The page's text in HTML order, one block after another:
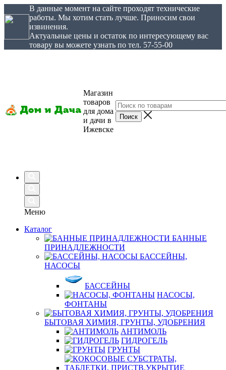
В данные момент на сайте проходят технические
работы. Мы хотим стать лучше. Приносим свои
извинения.
Актуальные цены и остаток по интересующему вас
товару вы можете узнать по тел. 57-55-00
Магазин
товаров
для дома
и дачи в
Ижевске
Меню
Каталог
БАННЫЕ
ПРИНАДЛЕЖНОСТИ
БАССЕЙНЫ,
НАСОСЫ
БАССЕЙНЫ
НАСОСЫ,
ФОНТАНЫ
БЫТОВАЯ ХИМИЯ, ГРУНТЫ, УДОБРЕНИЯ
АНТИМОЛЬ
ГИДРОГЕЛЬ
ГРУНТЫ